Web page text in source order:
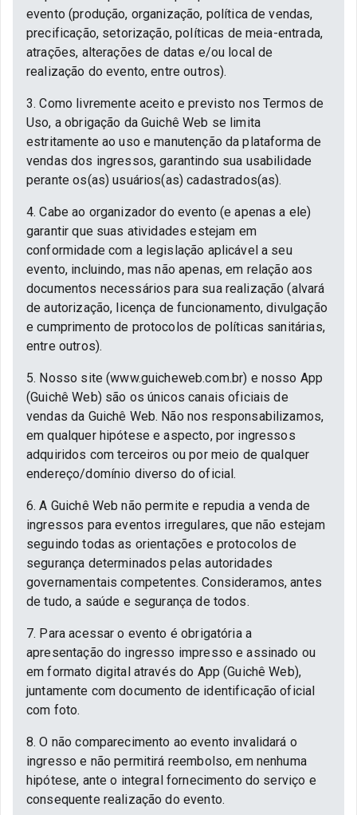
evento (produção, organização, política de vendas,
precificação, setorização, políticas de meia-entrada,
atrações, alterações de datas e/ou local de
realização do evento, entre outros).
3. Como livremente aceito e previsto nos Termos de
Uso, a obrigação da Guichê Web se limita
estritamente ao uso e manutenção da plataforma de
vendas dos ingressos, garantindo sua usabilidade
perante os(as) usuários(as) cadastrados(as).
4. Cabe ao organizador do evento (e apenas a ele)
garantir que suas atividades estejam em
conformidade com a legislação aplicável a seu
evento, incluindo, mas não apenas, em relação aos
documentos necessários para sua realização (alvará
de autorização, licença de funcionamento, divulgação
e cumprimento de protocolos de políticas sanitárias,
entre outros).
5. Nosso site (www.guicheweb.com.br) e nosso App
(Guichê Web) são os únicos canais oficiais de
vendas da Guichê Web. Não nos responsabilizamos,
em qualquer hipótese e aspecto, por ingressos
adquiridos com terceiros ou por meio de qualquer
endereço/domínio diverso do oficial.
6. A Guichê Web não permite e repudia a venda de
ingressos para eventos irregulares, que não estejam
seguindo todas as orientações e protocolos de
segurança determinados pelas autoridades
governamentais competentes. Consideramos, antes
de tudo, a saúde e segurança de todos.
7. Para acessar o evento é obrigatória a
apresentação do ingresso impresso e assinado ou
em formato digital através do App (Guichê Web),
juntamente com documento de identificação oficial
com foto.
8. O não comparecimento ao evento invalidará o
ingresso e não permitirá reembolso, em nenhuma
hipótese, ante o integral fornecimento do serviço e
consequente realização do evento.